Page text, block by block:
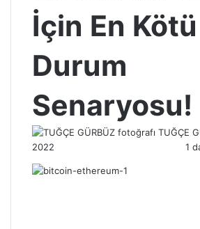
İçin En Kötü
Durum
Senaryosu!
TUĞÇE
2022
1